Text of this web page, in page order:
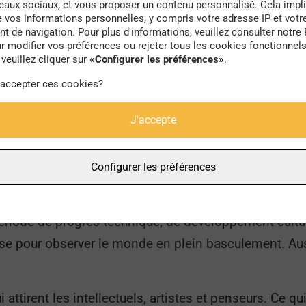
urbaine et du mouvement incessant des
recette. Que révèle alors cet espace à l’interface
et des bars ? Quel autre modèle peut nous
habitude française qui
pour devenir un lieu à la mode, là où
à la fin du XIXème siècle, en pleine Belle
de progrès technique, de développement
pour observer le monde en plein basculement.
attirent les intellectuels, artistes et penseurs. Ce
sociaux, et vous proposer un contenu personnalisé. Cela
vos informations personnelles, y compris votre adresse IP et
de navigation. Pour plus d'informations, veuillez consulter notre
modifier vos préférences ou rejeter tous les cookies
cliquer sur «Configurer les préférences».
ces cookies?
J'accepte
Configurer les préférences